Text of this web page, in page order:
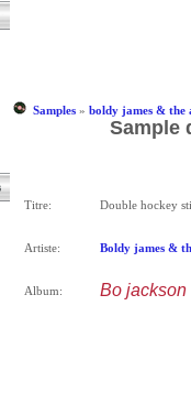
Samples» boldy james & the
Sample
Titre: Double hockey
Artiste: Boldy james &
Album: Bo jackson